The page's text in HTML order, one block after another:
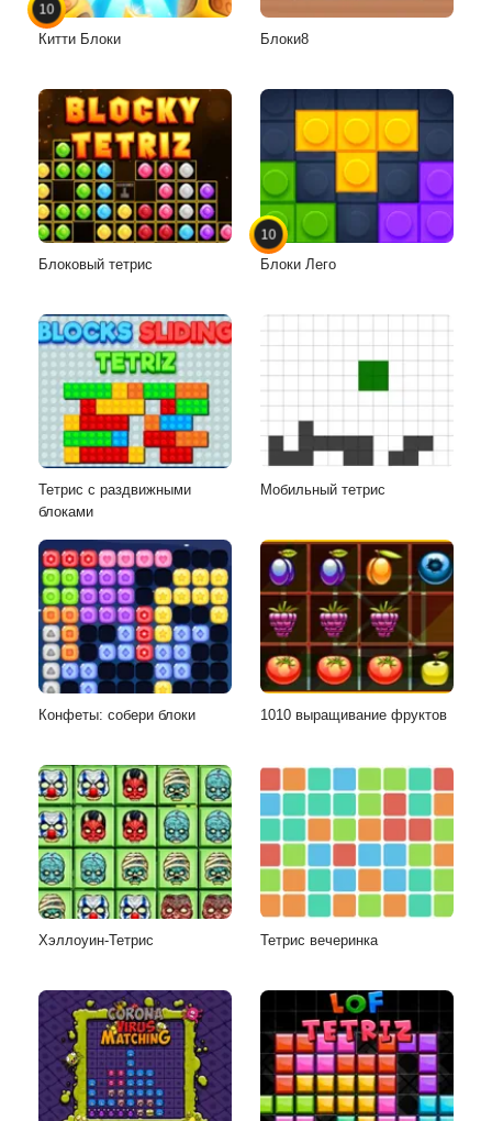
10
Китти Блоки Блоки8
Блоковый тетрис
10
Блоки Лего
Тетрис с раздвижными
блоками
Мобильный тетрис
Конфеты: собери блоки 1010 выращивание фруктов
Хэллоуин-Тетрис Тетрис вечеринка